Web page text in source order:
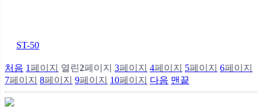
ST-50
처음 1페이지 열린 2페이지 3페이지 4페이지 5페이지 6페이지
7페이지 8페이지 9페이지 10페이지 다음 맨끝